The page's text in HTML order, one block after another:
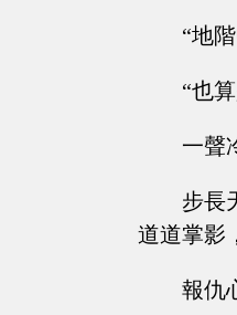
“地
“也
一聲
步長
道道掌影
報仇